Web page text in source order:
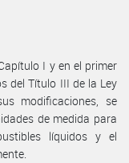
I y en el primer
del Título III de la Ley
modificaciones, se
de medida para
líquidos y el